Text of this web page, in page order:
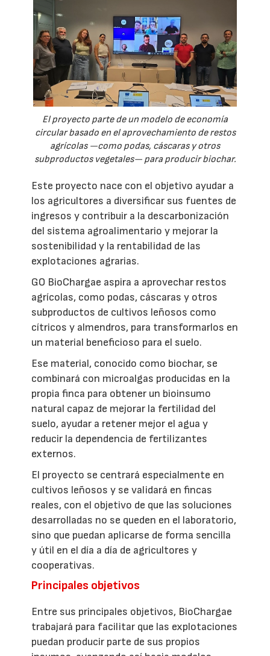
El proyecto parte de un modelo de economía
circular basado en el aprovechamiento de restos
agrícolas —como podas, cáscaras y otros
subproductos vegetales— para producir biochar.
Este proyecto nace con el objetivo ayudar a
los agricultores a diversificar sus fuentes de
ingresos y contribuir a la descarbonización
del sistema agroalimentario y mejorar la
sostenibilidad y la rentabilidad de las
explotaciones agrarias.
GO BioChargae aspira a aprovechar restos
agrícolas, como podas, cáscaras y otros
subproductos de cultivos leñosos como
cítricos y almendros, para transformarlos en
un material beneficioso para el suelo.
Ese material, conocido como biochar, se
combinará con microalgas producidas en la
propia finca para obtener un bioinsumo
natural capaz de mejorar la fertilidad del
suelo, ayudar a retener mejor el agua y
reducir la dependencia de fertilizantes
externos.
El proyecto se centrará especialmente en
cultivos leñosos y se validará en fincas
reales, con el objetivo de que las soluciones
desarrolladas no se queden en el laboratorio,
sino que puedan aplicarse de forma sencilla
y útil en el día a día de agricultores y
cooperativas.
Principales objetivos
Entre sus principales objetivos, BioChargae
trabajará para facilitar que las explotaciones
puedan producir parte de sus propios